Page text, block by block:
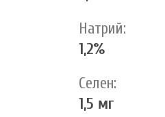
Натрий:
1,2%
Селен:
1,5 мг